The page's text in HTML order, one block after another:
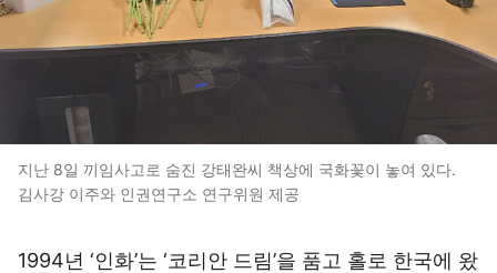
지난 8일 끼임사고로 숨진 강태완씨 책상에 국화꽃이 놓여 있다.
김사강 이주와 인권연구소 연구위원 제공
1994년 ‘인화’는 ‘코리안 드림’을 품고 홀로 한국에 왔